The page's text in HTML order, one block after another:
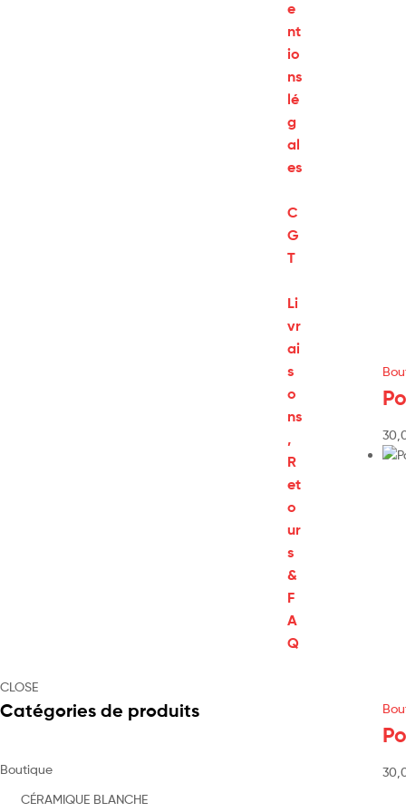
e
nt
io
ns
lé
g
al
es
C
G
T
Li
vr
ai
s
o
ns
,
R
et
o
ur
s
&
F
A
Q
CLOSE
Catégories de produits
Boutique
CÉRAMIQUE BLANCHE